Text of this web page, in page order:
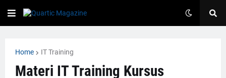
Home IT Training
Materi IT Training Kursus